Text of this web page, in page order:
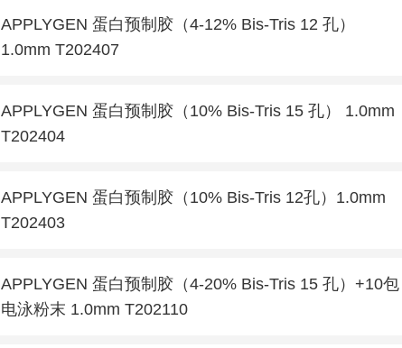
APPLYGEN 蛋白预制胶（4-12% Bis-Tris 12 孔）
1.0mm T202407
APPLYGEN 蛋白预制胶（10% Bis-Tris 15 孔） 1.0mm
T202404
APPLYGEN 蛋白预制胶（10% Bis-Tris 12孔）1.0mm
T202403
APPLYGEN 蛋白预制胶（4-20% Bis-Tris 15 孔）+10包
电泳粉末 1.0mm T202110